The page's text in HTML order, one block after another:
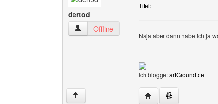
dertod
dertod Benutzer-Profile anzeigen
Offline
Titel:
Naja aber dann habe ich ja
Ich blogge:artGround.de
↑ Website dieses